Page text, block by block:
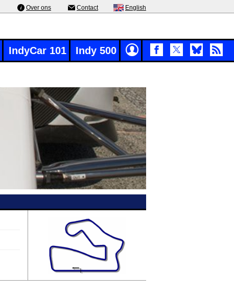
Over ons Contact English
IndyCar 101 Indy 500